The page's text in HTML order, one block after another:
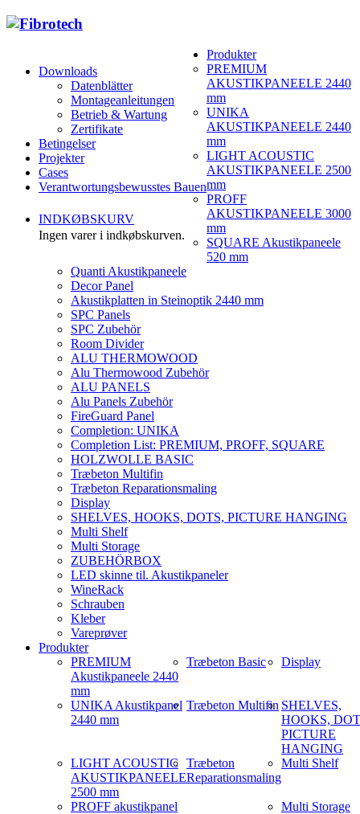
Downloads
Datenblätter
Montageanleitungen
Betrieb & Wartung
Zertifikate
Betingelser
Projekter
Cases
Verantwortungsbewusstes Bauen
INDKØBSKURV
Ingen varer i indkøbskurven.
Produkter
PREMIUM
AKUSTIKPANEELE 2440
mm
UNIKA
AKUSTIKPANEELE 2440
mm
LIGHT ACOUSTIC
AKUSTIKPANEELE 2500
mm
PROFF
AKUSTIKPANEELE 3000
mm
SQUARE Akustikpaneele
520 mm
Quanti Akustikpaneele
Decor Panel
Akustikplatten in Steinoptik 2440 mm
SPC Panels
SPC Zubehör
Room Divider
ALU THERMOWOOD
Alu Thermowood Zubehör
ALU PANELS
Alu Panels Zubehör
FireGuard Panel
Completion: UNIKA
Completion List: PREMIUM, PROFF, SQUARE
HOLZWOLLE BASIC
Træbeton Multifin
Træbeton Reparationsmaling
Display
SHELVES, HOOKS, DOTS, PICTURE HANGING
Multi Shelf
Multi Storage
ZUBEHÖRBOX
LED skinne til. Akustikpaneler
WineRack
Schrauben
Kleber
Vareprøver
Produkter
PREMIUM
Akustikpaneele 2440
mm
UNIKA Akustikpanel
2440 mm
LIGHT ACOUSTIC
AKUSTIKPANEELE
2500 mm
PROFF akustikpanel
Træbeton Basic
Træbeton Multifin
Træbeton
Reparationsmaling
Display
SHELVES,
HOOKS,
PICTURE
HANGING
Multi Shelf
Multi Storage